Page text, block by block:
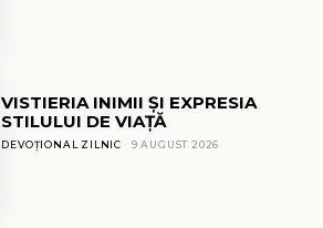
VISTIERIA INIMII ȘI EXPRESIA
STILULUI DE VIAȚĂ
DEVOȚIONAL ZILNIC 9 AUGUST 2026